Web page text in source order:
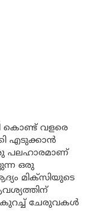
കൊണ്ട് വളരെ
എടുക്കാൻ
പലഹാരമാണ്
ഒരു
മിക്സിയുടെ
കുറച്ച് ചേരുവകൾ